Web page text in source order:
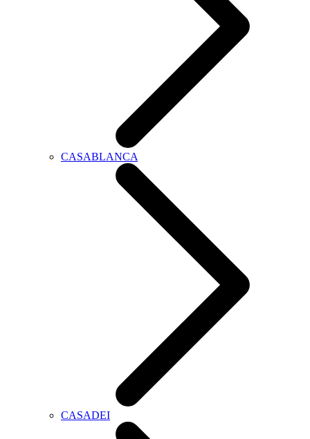
CASABLANCA
CASADEI